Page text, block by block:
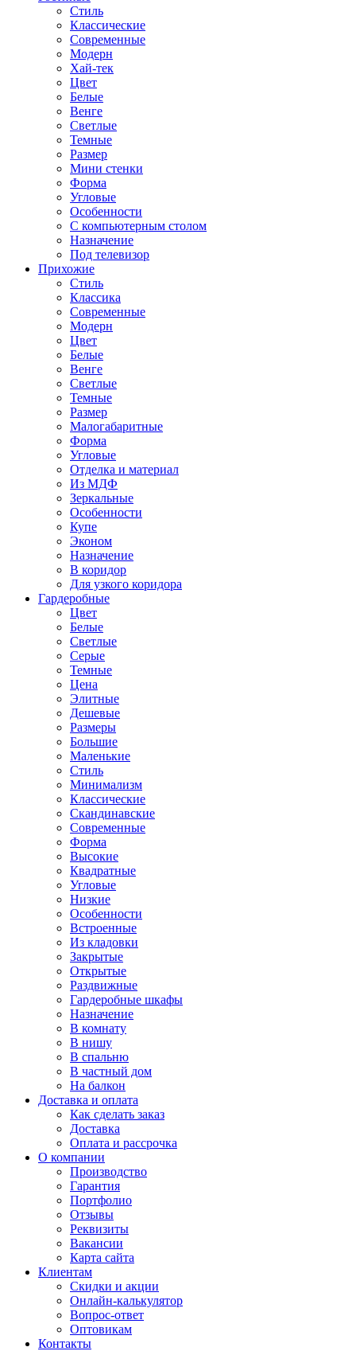
Стиль
Классические
Современные
Модерн
Хай-тек
Цвет
Белые
Венге
Светлые
Темные
Размер
Мини стенки
Форма
Угловые
Особенности
С компьютерным столом
Назначение
Под телевизор
Прихожие
Стиль
Классика
Современные
Модерн
Цвет
Белые
Венге
Светлые
Темные
Размер
Малогабаритные
Форма
Угловые
Отделка и материал
Из МДФ
Зеркальные
Особенности
Купе
Эконом
Назначение
В коридор
Для узкого коридора
Гардеробные
Цвет
Белые
Светлые
Серые
Темные
Цена
Элитные
Дешевые
Размеры
Большие
Маленькие
Стиль
Минимализм
Классические
Скандинавские
Современные
Форма
Высокие
Квадратные
Угловые
Низкие
Особенности
Встроенные
Из кладовки
Закрытые
Открытые
Раздвижные
Гардеробные шкафы
Назначение
В комнату
В нишу
В спальню
В частный дом
На балкон
Доставка и оплата
Как сделать заказ
Доставка
Оплата и рассрочка
О компании
Производство
Гарантия
Портфолио
Отзывы
Реквизиты
Вакансии
Карта сайта
Клиентам
Скидки и акции
Онлайн-калькулятор
Вопрос-ответ
Оптовикам
Контакты